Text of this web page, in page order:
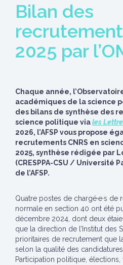
Bilan des
2025 par
Chaque année,
académiques de la science
des bilans de synthèse des
science politique viales
2026, l’AFSP vous propose
recrutements CNRS en
2025, synthèse rédigée par
(CRESPPA-CSU / Université
de l’AFSP.
Quatre postes de chargé·e·s de
normale en section 40 ont été
décembre 2024, dont deux
que la direction de l’Institut des
prioritaires de recrutement que
selon la qualité des
Participation politique,